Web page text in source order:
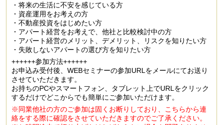
・将来の生活に不安を感じている方
・資産運用をお考えの方
・不動産投資をはじめたい方
・アパート経営をお考えで、他社と比較検討中の方
・アパート経営のメリット、デメリット、リスクを知りたい方
・失敗しないアパートの選び方を知りたい方
++++++参加方法++++++
お申込み受付後、WEBセミナーの参加URLをメールにてお送り
させていただきます。
お持ちのPCやスマートフォン、タブレット上でURLをクリック
するだけでどこからでも簡単にご参加いただけます。
※同業他社の方のご参加は固くお断りしており、こちらから連
絡をする際に確認をさせていただきますのでご了承ください。